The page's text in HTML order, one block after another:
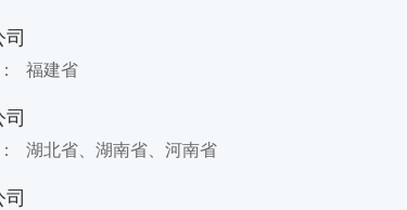
福建省
湖北省、湖南省、河南省